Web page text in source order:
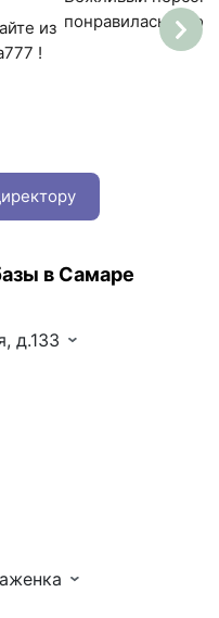
из
!
понравилась,
в Самаре
д.133